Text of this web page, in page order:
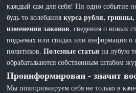
каждый сам для себя! Ни одно событие
будь то колебаниякурса рубля,
изменения законов, сведения о новых
подъемах или спадах или информация о
политиков.Полезные статьи на лубую
обрабатываются собственным штабом
Проинформирован - значит
Мы позиционируем себя не только в